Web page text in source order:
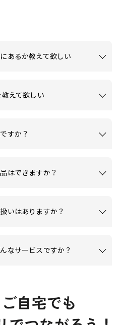
あるか教えて欲しい
えて欲しい
すか？
はできますか？
いはありますか？
なサービスですか？